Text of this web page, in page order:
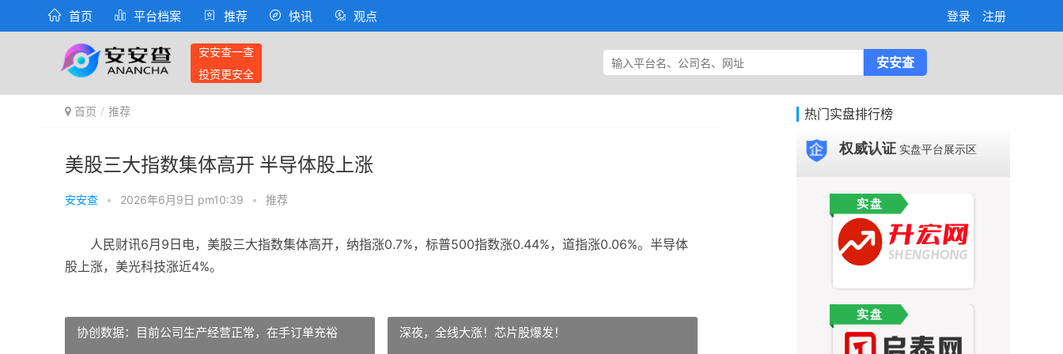
首页 平台档案 推荐 快讯 观点 登录 注册
安安查一查
投资更安全
首页 推荐
美股三大指数集体高开 半导体股上涨
安安查 • 2026年6月9日 pm10:39 • 推荐
人民财讯6月9日电，美股三大指数集体高开，纳指涨0.7%，标普500指数涨0.44%，道指涨0.06%。半导体
股上涨，美光科技涨近4%。
协创数据：目前公司生产经营正常，在手订单充裕 深夜，全线大涨！芯片股爆发！
热门实盘排行榜